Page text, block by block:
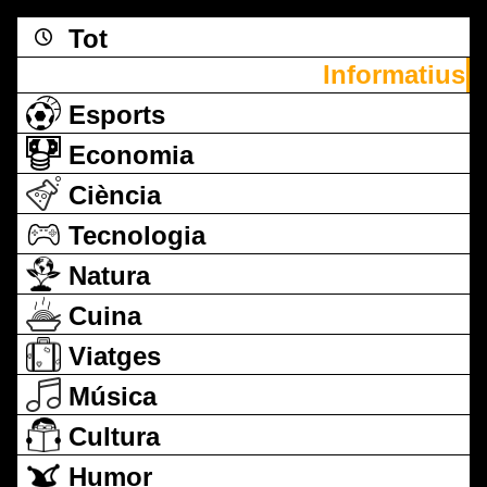
Tot
Informatius
Esports
Economia
Ciència
Tecnologia
Natura
Cuina
Viatges
Música
Cultura
Humor